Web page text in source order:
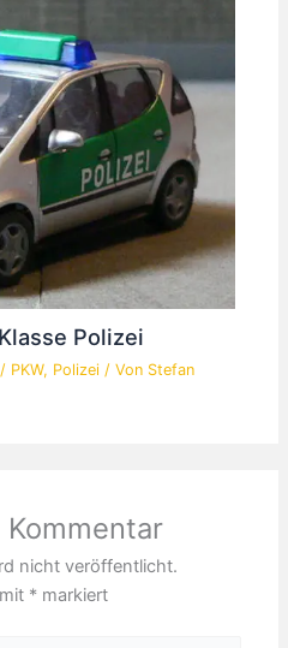
Polizei
/ PKW, Polizei / Von Stefan
nicht veröffentlicht.
* markiert